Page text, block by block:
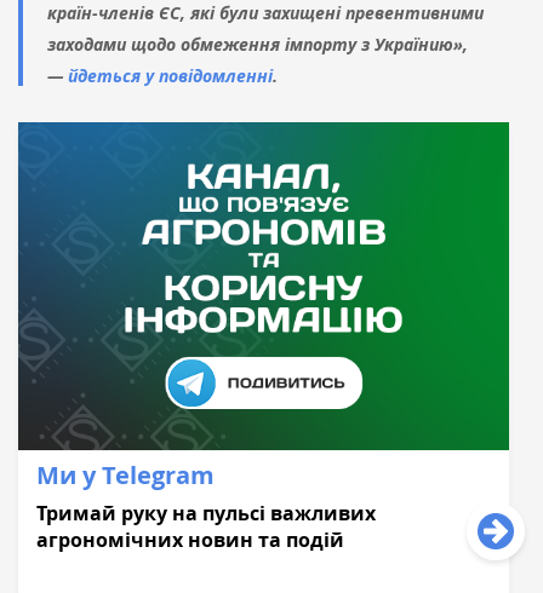
країн-членів ЄС, які були захищені превентивними
заходами щодо обмеження імпорту з Українию»,
— йдеться у повідомленні.
Ми у Telegram
Тримай руку на пульсі важливих
агрономічних новин та подій